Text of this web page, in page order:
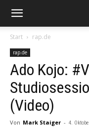
Start rap.de
rap.de
Ado Kojo:
(Video)
Von Mark Staiger - 4.